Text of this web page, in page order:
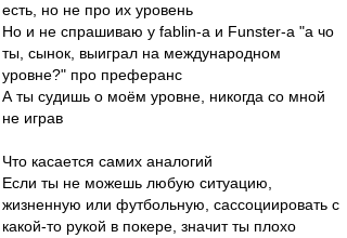
есть, но не про их уровень
Но и не спрашиваю у fablin-a и Funster-а "а чо
ты, сынок, выиграл на международном
уровне?" про преферанс
А ты судишь о моём уровне, никогда со мной
не играв
Что касается самих аналогий
Если ты не можешь любую ситуацию,
жизненную или футбольную, сассоциировать с
какой-то рукой в покере, значит ты плохо